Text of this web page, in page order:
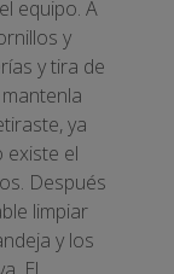
equipo. A
y
y tira de
ya
existe el
Después
limpiar
y los